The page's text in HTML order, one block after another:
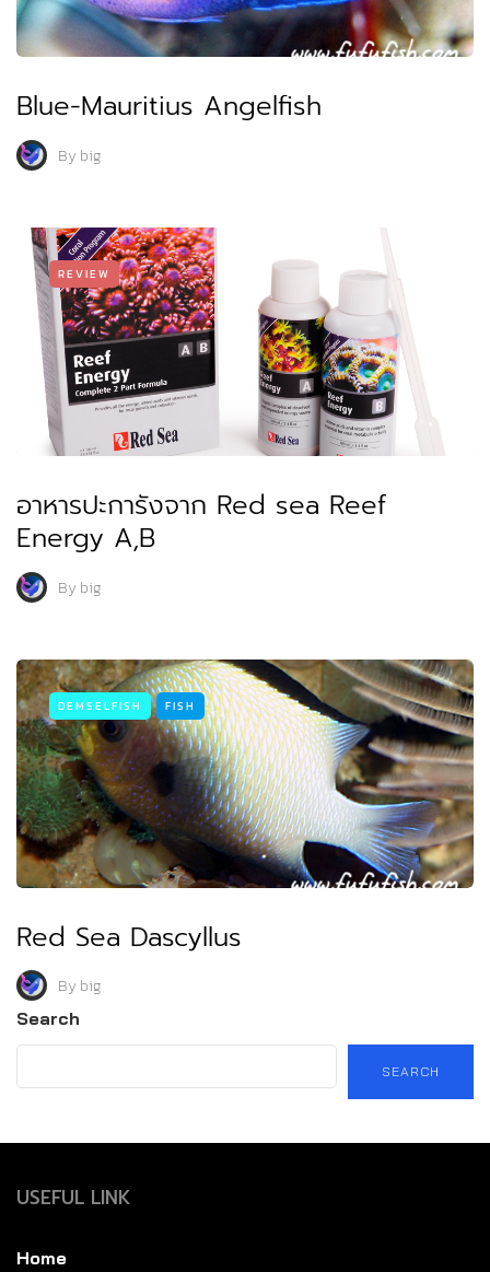
Blue-Mauritius Angelfish
Bybig
REVIEW
อาหารปะการังจาก Red sea Reef
Energy A,B
Bybig
DEMSELFISH FISH
Red Sea Dascyllus
Bybig
Search
SEARCH
USEFUL LINK
Home